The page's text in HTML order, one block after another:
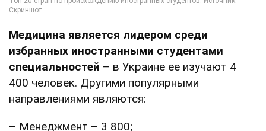
Медицина является лидером среди
избранных иностранными студентами
специальностей – в Украине ее изучают 4
400 человек. Другими популярными
направлениями являются:
– Менеджмент – 3 800;